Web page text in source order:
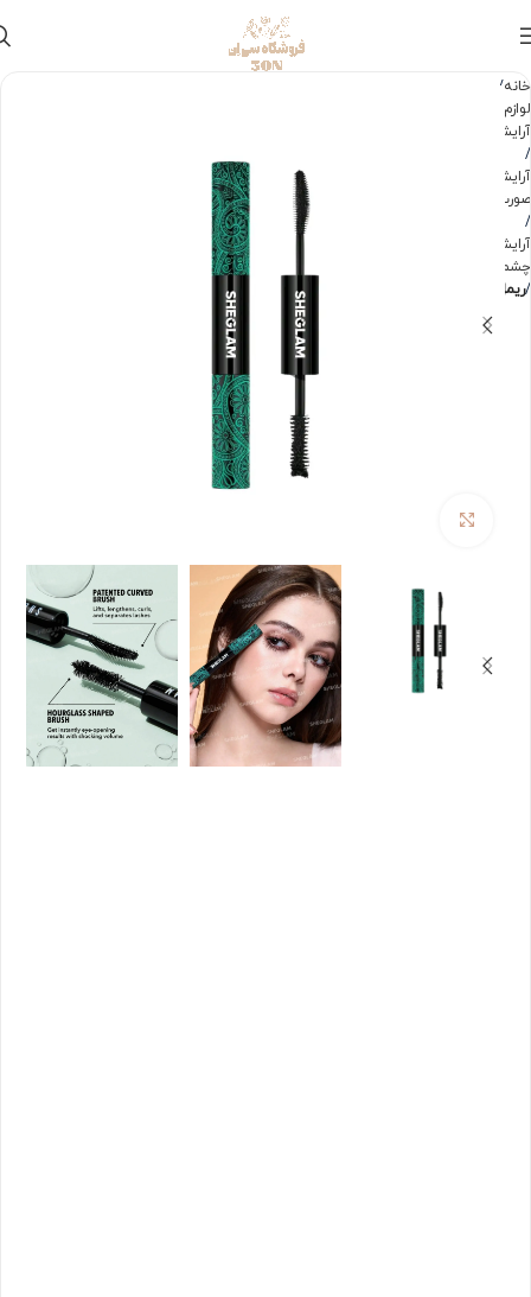
خانه
لوازم
آرایشی
آرایش
صورت
آرایش
چشم
ریمل